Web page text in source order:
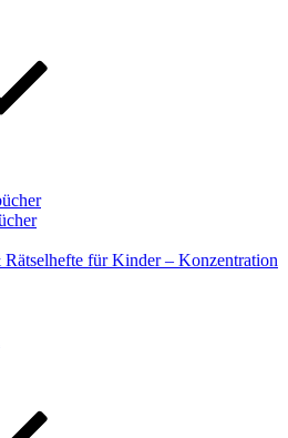
Rätselhefte für Kinder – Konzentration